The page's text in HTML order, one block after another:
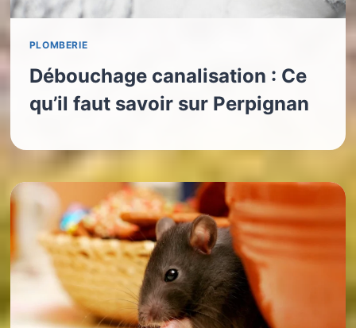
PLOMBERIE
Débouchage canalisation : Ce
qu’il faut savoir sur Perpignan